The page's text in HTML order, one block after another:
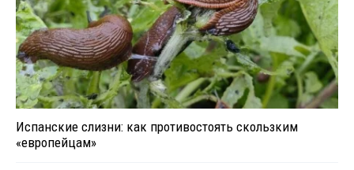
Испанские слизни: как противостоять скользким
«европейцам»